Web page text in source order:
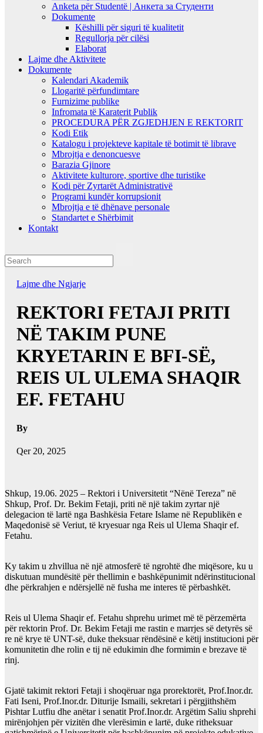
Anketa për Studentë | Анкета за Студенти
Dokumente
Këshilli për siguri të kualitetit
Regullorja për cilësi
Elaborat
Lajme dhe Aktivitete
Dokumente
Kalendari Akademik
Llogaritë përfundimtare
Furnizime publike
Infromata të Karaterit Publik
PROCEDURA PËR ZGJEDHJEN E REKTORIT
Kodi Etik
Katalogu i projekteve kapitale të botimit të librave
Mbrojtja e denoncuesve
Barazia Gjinore
Aktivitete kulturore, sportive dhe turistike
Kodi për Zyrtarët Administrativë
Programi kundër korrupsionit
Mbrojtja e të dhënave personale
Standartet e Shërbimit
Kontakt
Lajme dhe Ngjarje
REKTORI FETAJI PRITI
NË TAKIM PUNE
KRYETARIN E BFI-SË,
REIS UL ULEMA SHAQIR
EF. FETAHU
By
Qer 20, 2025
Shkup, 19.06. 2025 – Rektori i Universitetit “Nënë Tereza” në
Shkup, Prof. Dr. Bekim Fetaji, priti në një takim zyrtar një
delegacion të lartë nga Bashkësia Fetare Islame në Republikën e
Maqedonisë së Veriut, të kryesuar nga Reis ul Ulema Shaqir ef.
Fetahu.
Ky takim u zhvillua në një atmosferë të ngrohtë dhe miqësore, ku u
diskutuan mundësitë për thellimin e bashkëpunimit ndërinstitucional
dhe përkrahjen e ndërsjellë në fusha me interes të përbashkët.
Reis ul Ulema Shaqir ef. Fetahu shprehu urimet më të përzemërta
për rektorin Prof. Dr. Bekim Fetaji me rastin e marrjes së detyrës së
re në krye të UNT-së, duke theksuar rëndësinë e këtij institucioni për
komunitetin dhe rolin e tij në edukimin dhe formimin e brezave të
rinj.
Gjatë takimit rektori Fetaji i shoqëruar nga prorektorët, Prof.Inor.dr.
Fati Iseni, Prof.Inor.dr. Diturije Ismaili, sekretari i përgjithshëm
Pishtar Lutfiu dhe anëtar i senatit Prof.Inor.dr. Argëtim Saliu shprehi
mirënjohjen për vizitën dhe vlerësimin e lartë, duke ritheksuar